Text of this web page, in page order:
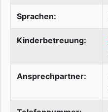
Sprachen:
Kinderbetreuung:
Ansprechpartner: